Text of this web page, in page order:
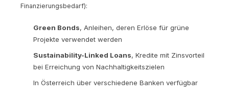
Finanzierungsbedarf):
Green Bonds, Anleihen, deren Erlöse für grüne
Projekte verwendet werden
Sustainability-Linked Loans, Kredite mit Zinsvorteil
bei Erreichung von Nachhaltigkeitszielen
In Österreich über verschiedene Banken verfügbar